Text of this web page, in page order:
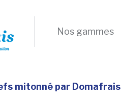
Nos gammes
mitonné par Domafrais